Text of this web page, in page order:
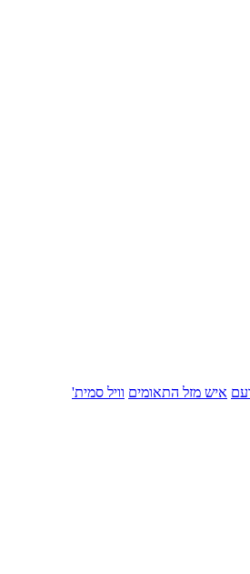
איש מזל התאומים וויל סמית'